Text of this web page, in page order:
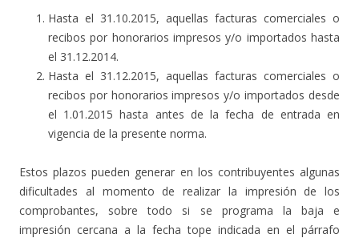
Hasta el 31.10.2015, aquellas facturas comerciales o
recibos por honorarios impresos y/o importados hasta
el 31.12.2014.
Hasta el 31.12.2015, aquellas facturas comerciales o
recibos por honorarios impresos y/o importados desde
el 1.01.2015 hasta antes de la fecha de entrada en
vigencia de la presente norma.
Estos plazos pueden generar en los contribuyentes algunas
dificultades al momento de realizar la impresión de los
comprobantes, sobre todo si se programa la baja e
impresión cercana a la fecha tope indicada en el párrafo